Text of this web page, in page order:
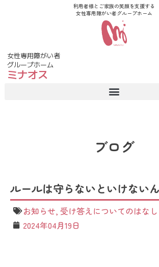
利用者様とご家族の笑顔を支援する
女性専用障がい者グループホーム
女性専用障がい者
グループホーム
ミナオス
ブログ
ルールは守らないといけない
お知らせ, 受け答えについてのはなし
2024年04月19日